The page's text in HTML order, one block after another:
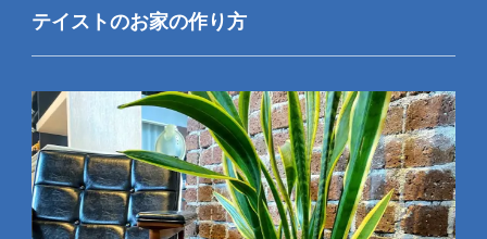
テイストのお家の作り方